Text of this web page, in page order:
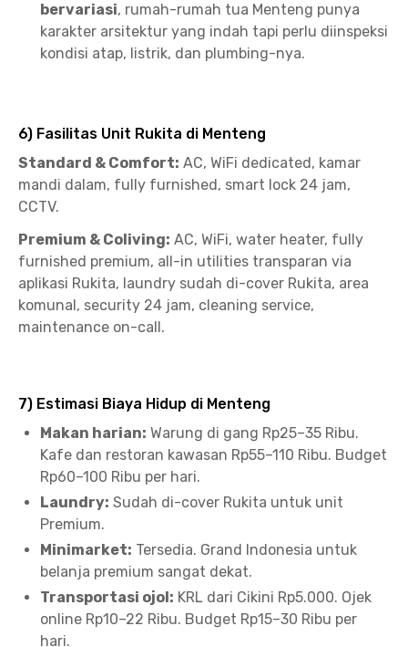
bervariasi, rumah-rumah tua Menteng punya
karakter arsitektur yang indah tapi perlu diinspeksi
kondisi atap, listrik, dan plumbing-nya.
6) Fasilitas Unit Rukita di Menteng
Standard & Comfort: AC, WiFi dedicated, kamar
mandi dalam, fully furnished, smart lock 24 jam,
CCTV.
Premium & Coliving: AC, WiFi, water heater, fully
furnished premium, all-in utilities transparan via
aplikasi Rukita, laundry sudah di-cover Rukita, area
komunal, security 24 jam, cleaning service,
maintenance on-call.
7) Estimasi Biaya Hidup di Menteng
Makan harian: Warung di gang Rp25–35 Ribu.
Kafe dan restoran kawasan Rp55–110 Ribu. Budget
Rp60–100 Ribu per hari.
Laundry: Sudah di-cover Rukita untuk unit
Premium.
Minimarket: Tersedia. Grand Indonesia untuk
belanja premium sangat dekat.
Transportasi ojol: KRL dari Cikini Rp5.000. Ojek
online Rp10–22 Ribu. Budget Rp15–30 Ribu per
hari.